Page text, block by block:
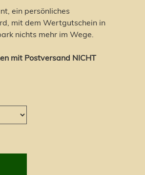
ein persönliches
mit dem Wertgutschein in
nichts mehr im Wege.
mit Postversand NICHT